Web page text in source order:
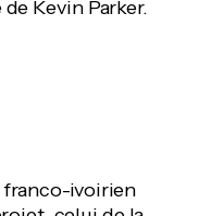
Kevin Parker.
franco-ivoirien